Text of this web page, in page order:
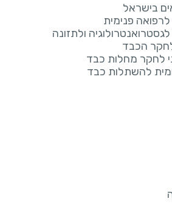
בישראל
פנימית
ולתזונה
לחקר הכבד
לחקר מחלות כבד
להשתלות כבד